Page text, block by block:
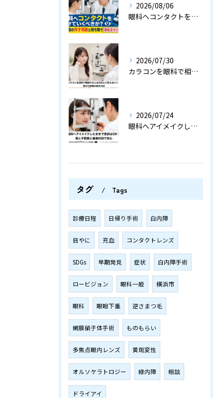
2026/08/06
眼科へコンタクトをつけていくべきか？検査別の外す判断と持ち物で無駄足ゼロの指南
2026/07/30
カラコンを眼科で相談するときはなんて言えばいい？受付や診察の例文付き
2026/07/24
眼科へアイメイクしたままで受診はOK？落とす範囲と最速対処で安心
タグ Tags
診療日程 日帰り手術 白内障
目やに 充血 コンタクトレンズ
SDGs 早期発見 症状 白内障手術
ロービジョン 眼科一般 横浜市
眼科 眼瞼下垂 逆さまつ毛
網膜硝子体手術 ものもらい
多焦点眼内レンズ 黄斑変性
オルソケラトロジー 緑内障 相談
ドライアイ